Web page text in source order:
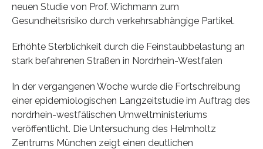
neuen Studie von Prof. Wichmann zum
Gesundheitsrisiko durch verkehrsabhängige Partikel.
Erhöhte Sterblichkeit durch die Feinstaubbelastung an
stark befahrenen Straßen in Nordrhein-Westfalen
In der vergangenen Woche wurde die Fortschreibung
einer epidemiologischen Langzeitstudie im Auftrag des
nordrhein-westfälischen Umweltministeriums
veröffentlicht. Die Untersuchung des Helmholtz
Zentrums München zeigt einen deutlichen